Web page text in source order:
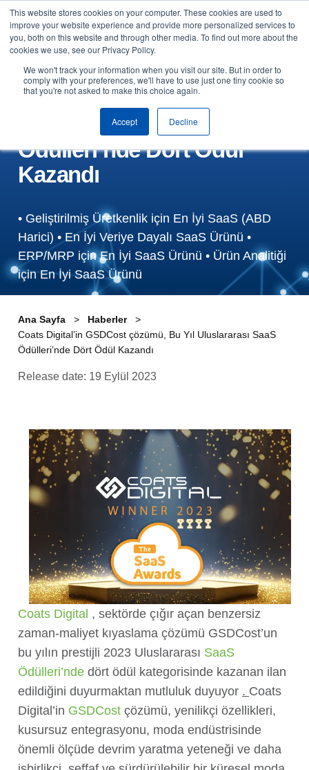
This website stores cookies on your computer. These cookies are used to
improve your website experience and provide more personalized services to
you, both on this website and through other media. To find out more about the
cookies we use, see our Privacy Policy.
We won't track your information when you visit our site. But in order to
comply with your preferences, we'll have to use just one tiny cookie so
that you're not asked to make this choice again.
Accept Decline
Skip to content
Demo talep edin
Coats Digital’in GSDCost
çözümü, Bu Yıl
Uluslararası SaaS
Ödülleri’nde Dört Ödül
Kazandı
• Geliştirilmiş Üretkenlik için En İyi SaaS (ABD
Harici) • En İyi Veriye Dayalı SaaS Ürünü •
ERP/MRP için En İyi SaaS Ürünü • Ürün Analitiği
için En İyi SaaS Ürünü
Ana Sayfa
Haberler
Coats Digital’in GSDCost çözümü, Bu Yıl Uluslararası SaaS
Ödülleri’nde Dört Ödül Kazandı
Release date: 19 Eylül 2023
Coats Digital , sektörde çığır açan benzersiz
zaman-maliyet kıyaslama çözümü GSDCost’un
bu yılın prestijli 2023 Uluslararası SaaS
Ödülleri’nde dört ödül kategorisinde kazanan ilan
edildiğini duyurmaktan mutluluk duyuyor . Coats
Digital’in GSDCost çözümü, yenilikçi özellikleri,
kusursuz entegrasyonu, moda endüstrisinde
önemli ölçüde devrim yaratma yeteneği ve daha